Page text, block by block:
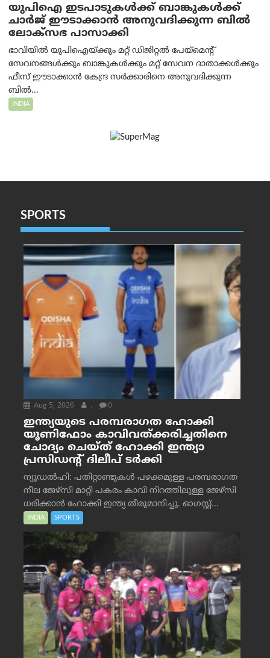
യുപിഐ ഇടപാടുകൾക്ക് ബാങ്കുകൾക്ക്
ചാർജ് ഈടാക്കാൻ അനുവദിക്കുന്ന ബിൽ
ലോക്‌സഭ പാസാക്കി
ഭാവിയിൽ യുപിഐയ്ക്കും മറ്റ് ഡിജിറ്റൽ പേയ്‌മെന്റ്
സേവനങ്ങൾക്കും ബാങ്കുകൾക്കും മറ്റ് സേവന ദാതാക്കൾക്കും
ഫീസ് ഈടാക്കാൻ കേന്ദ്ര സർക്കാരിനെ അനുവദിക്കുന്ന
ബിൽ...
INDIA
SPORTS
Aug 5, 2026 . 0
ഇന്ത്യയുടെ പരമ്പരാഗത ഹോക്കി
യൂണിഫോം കാവിവത്ക്കരിച്ചതിനെ
ചോദ്യം ചെയ്ത് ഹോക്കി ഇന്ത്യാ
പ്രസിഡന്റ് ദിലീപ് ടര്‍ക്കി
ന്യൂഡൽഹി: പതിറ്റാണ്ടുകൾ പഴക്കമുള്ള പരമ്പരാഗത
നീല ജേഴ്‌സി മാറ്റി പകരം കാവി നിറത്തിലുള്ള ജേഴ്‌സി
ധരിക്കാൻ ഹോക്കി ഇന്ത്യ തീരുമാനിച്ചു. ഓഗസ്റ്റ്...
INDIA SPORTS